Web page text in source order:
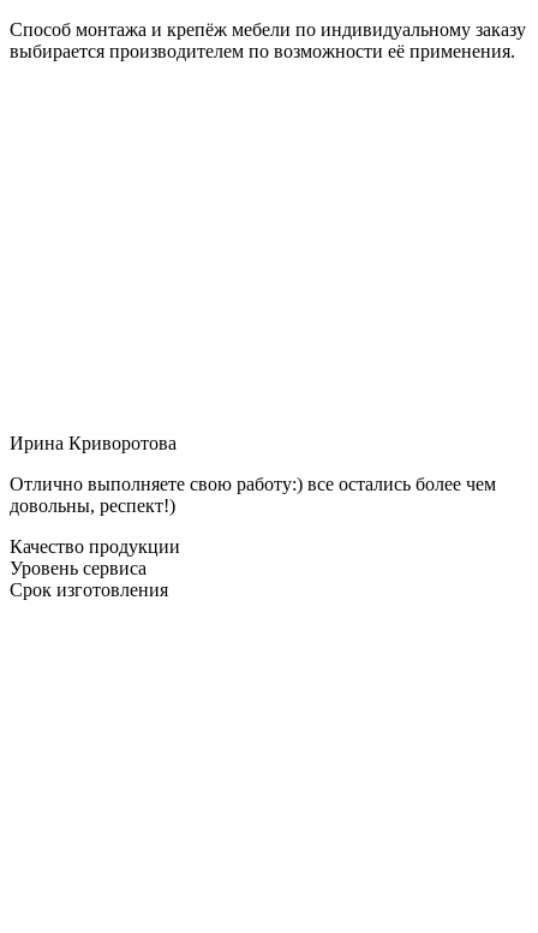
Способ монтажа и крепёж мебели по индивидуальному заказу
выбирается производителем по возможности её применения.
Ирина Криворотова
Отлично выполняете свою работу:) все остались более чем
довольны, респект!)
Качество продукции
Уровень сервиса
Срок изготовления